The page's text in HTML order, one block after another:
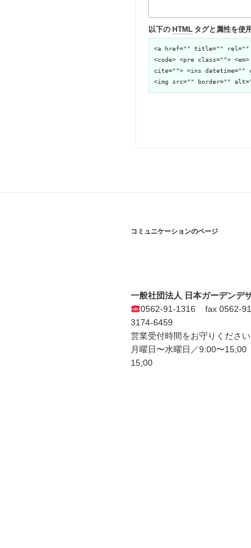
以下の HTML タグと属性を使
<a href="" title="" rel=""
<code> <pre class="">
cite=""> <ins
<img src="" border=""
コミュニケーションのページ
一般社団法人 日本ガーデンデ
0562-91-1316 fax 0562-
3174-6459
営業受付時間をお守りください
月曜日〜水曜日／9:00〜
15;00